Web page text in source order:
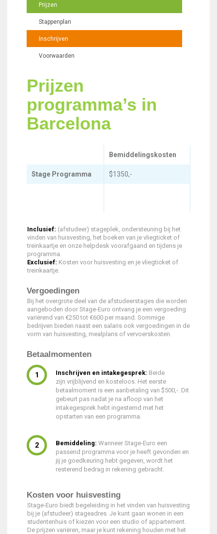
Prijzen
Stappenplan
Inschrijven
Voorwaarden
Prijzen
programma’s in
Barcelona
Bemiddelingskosten
Stage Programma $1350,-
Inclusief: (afstudeer) stageplek, ondersteuning bij het
vinden van huisvesting, het boeken van je vliegticket of
treinkaartje en onze helpdesk voorafgaand en tijdens je
programma.
Exclusief: Kosten voor huisvesting en je vliegticket of
treinkaartje.
Vergoedingen
Bij het overgrote deel van de afstudeerstages die worden
aangeboden door Stage-Euro ontvang je een vergoeding
variërend van €250 tot €600 per maand. Sommige
bedrijven bieden naast een salaris ook vergoedingen in de
vorm van huisvesting, mealplans of vervoerskosten.
Betaalmomenten
Inschrijven en intakegesprek: Beide
zijn vrijblijvend en kosteloos. Het eerste
betaalmoment is een aanbetaling van $500,-. Dit
gebeurt pas nadat je na afloop van het
intakegesprek hebt ingestemd met het
opstarten van een programma.
Bemiddeling: Wanneer Stage-Euro een
passend programma voor je heeft gevonden en
jij je goedkeuring hebt gegeven, wordt het
resterend bedrag in rekening gebracht.
Kosten voor huisvesting
Stage-Euro biedt begeleiding in het vinden van huisvesting
bij je (afstudeer) stageadres. Je kunt gaan wonen in een
studentenhuis of kiezen voor een studio of appartement.
De prijzen variëren, maar je kunt rekening houden met het